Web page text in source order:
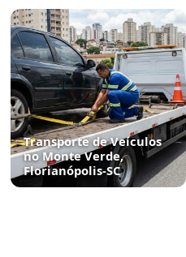
Transporte de Veículos
no Monte Verde,
Florianópolis‑SC